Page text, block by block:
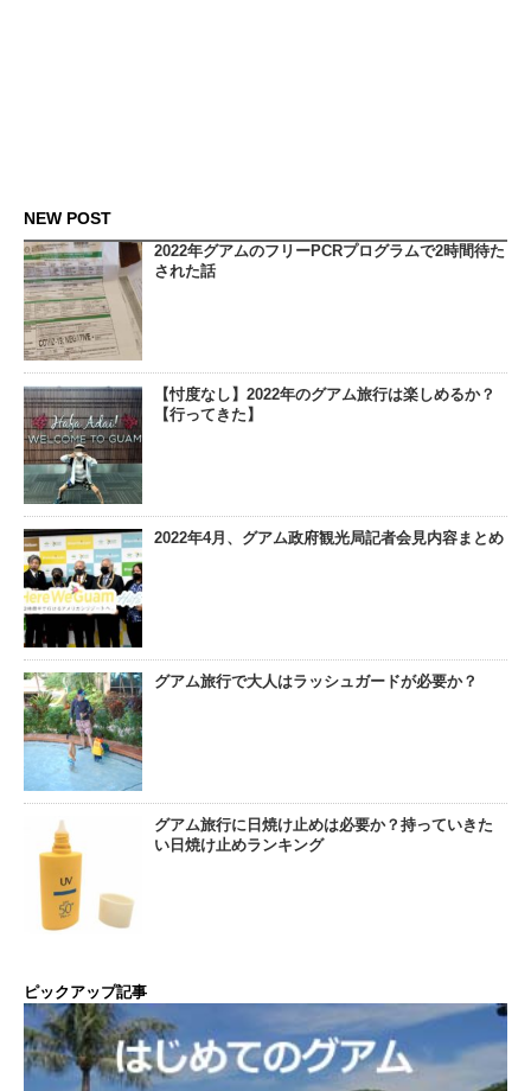
NEW POST
2022年グアムのフリーPCRプログラムで2時間待た
された話
【忖度なし】2022年のグアム旅行は楽しめるか？
【行ってきた】
2022年4月、グアム政府観光局記者会見内容まとめ
グアム旅行で大人はラッシュガードが必要か？
グアム旅行に日焼け止めは必要か？持っていきた
い日焼け止めランキング
ピックアップ記事